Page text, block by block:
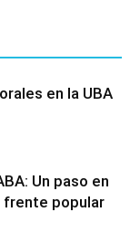
en la UBA
Un paso en
popular